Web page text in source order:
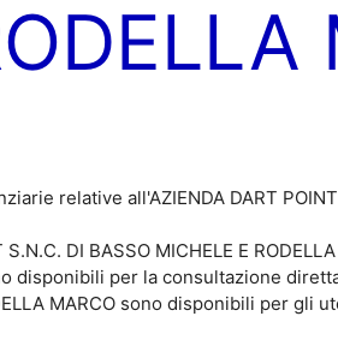
relative all'AZIENDA DART POINT
DI BASSO MICHELE E
disponibili per la consultazione
MARCO sono disponibili per gli